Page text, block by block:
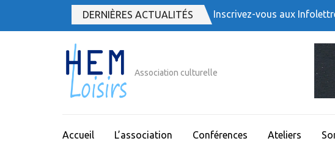
DERNIÈRES ACTUALITÉS Inscrivez-vous aux
Association culturelle
Accueil L’association Conférences Ateliers